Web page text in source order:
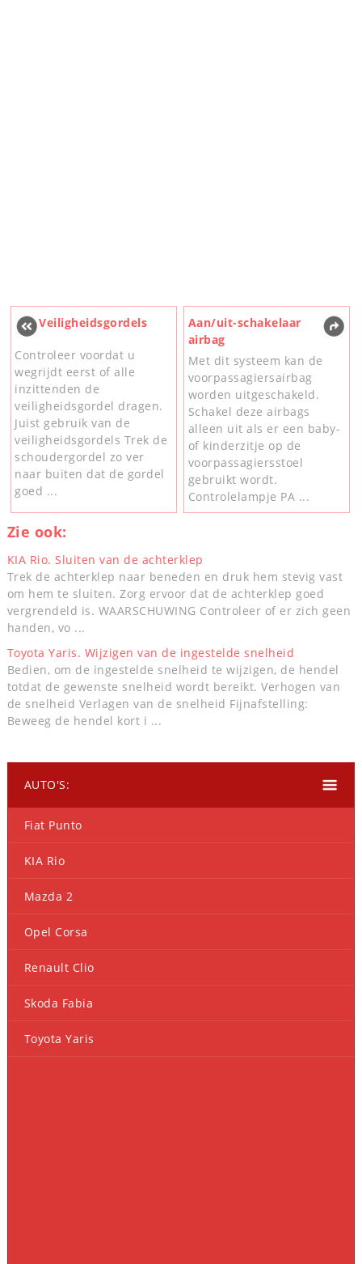
Veiligheidsgordels
Controleer voordat u
wegrijdt eerst of alle
inzittenden de
veiligheidsgordel dragen.
Juist gebruik van de
veiligheidsgordels Trek de
schoudergordel zo ver
naar buiten dat de gordel
goed ...
Aan/uit-schakelaar
airbag
Met dit systeem kan de
voorpassagiersairbag
worden uitgeschakeld.
Schakel deze airbags
alleen uit als er een baby-
of kinderzitje op de
voorpassagiersstoel
gebruikt wordt.
Controlelampje PA ...
Zie ook:
KIA Rio. Sluiten van de achterklep
Trek de achterklep naar beneden en druk hem stevig vast
om hem te sluiten. Zorg ervoor dat de achterklep goed
vergrendeld is. WAARSCHUWING Controleer of er zich geen
handen, vo ...
Toyota Yaris. Wijzigen van de ingestelde snelheid
Bedien, om de ingestelde snelheid te wijzigen, de hendel
totdat de gewenste snelheid wordt bereikt. Verhogen van
de snelheid Verlagen van de snelheid Fijnafstelling:
Beweeg de hendel kort i ...
AUTO'S:
Fiat Punto
KIA Rio
Mazda 2
Opel Corsa
Renault Clio
Skoda Fabia
Toyota Yaris